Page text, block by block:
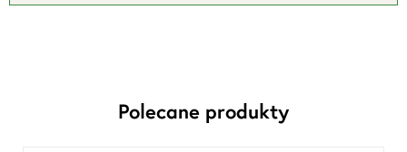
Polecane produkty